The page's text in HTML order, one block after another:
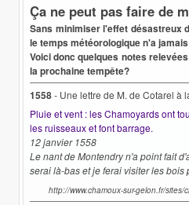
Ça ne peut pas faire de
Sans minimiser l'effet désastreux
le temps météorologique n'a
Voici donc quelques notes
la prochaine tempête?
1558- Une lettre de M. de Cotarel à
Pluie et vent : les Chamoyards ont
les ruisseaux et font barrage.
12 janvier 1558
Le nant de Montendry n'a point fait
serai là-bas et je ferai visiter les bois
http://www.chamoux-sur-gelon.fr/